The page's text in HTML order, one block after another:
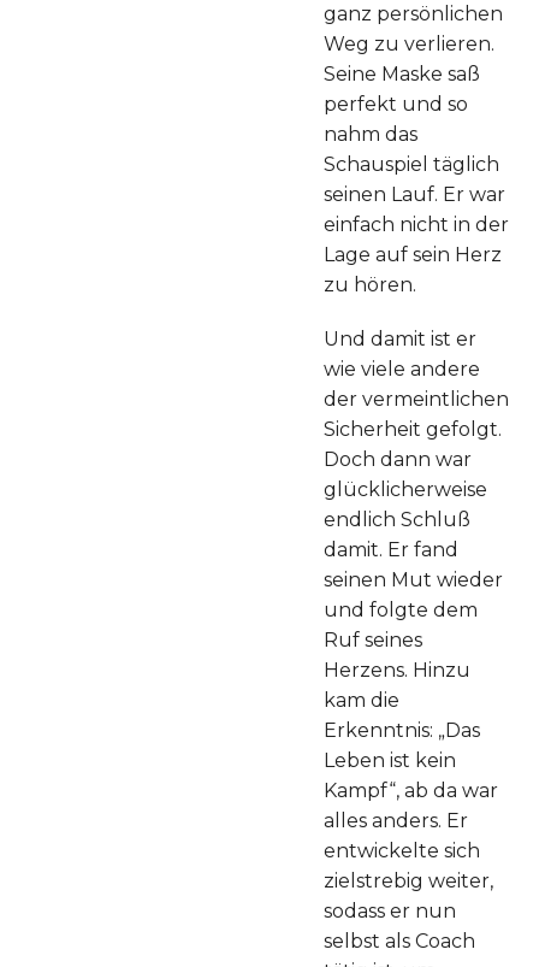
ganz persönlichen
Weg zu verlieren.
Seine Maske saß
perfekt und so
nahm das
Schauspiel täglich
seinen Lauf. Er war
einfach nicht in der
Lage auf sein Herz
zu hören.
Und damit ist er
wie viele andere
der vermeintlichen
Sicherheit gefolgt.
Doch dann war
glücklicherweise
endlich Schluß
damit. Er fand
seinen Mut wieder
und folgte dem
Ruf seines
Herzens. Hinzu
kam die
Erkenntnis: „Das
Leben ist kein
Kampf“, ab da war
alles anders. Er
entwickelte sich
zielstrebig weiter,
sodass er nun
selbst als Coach